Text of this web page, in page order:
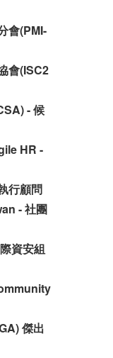
會(PMI-
會(ISC2
- 候
HR -
行顧問
- 社團
資安組
傑出